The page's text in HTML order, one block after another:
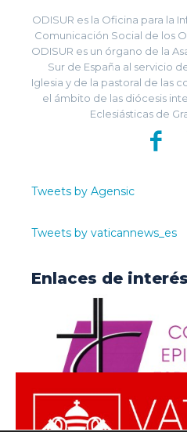
ODISUR es la Oficina para la
Comunicación Social de los
ODISUR es un órgano de la
Sur de España al servicio
Iglesia y de la pastoral de las
el ámbito de las diócesis
Eclesiásticas de
Tweets by Agensic
Tweets by vaticannews_es
Enlaces de interés